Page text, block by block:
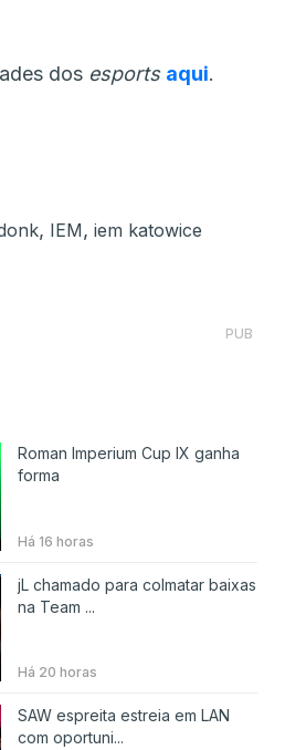
dos esports aqui.
, IEM, iem katowice
PUB
Roman Imperium Cup IX ganha
forma
Há 16 horas
jL chamado para colmatar baixas
na Team ...
Há 20 horas
SAW espreita estreia em LAN
com oportuni...